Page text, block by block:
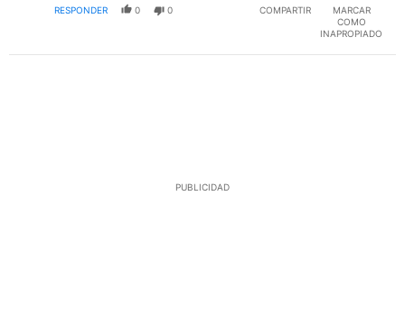
RESPONDER 0 0 COMPARTIR
MARCAR
COMO
INAPROPIADO
PUBLICIDAD